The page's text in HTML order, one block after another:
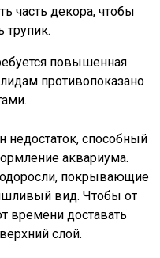
часть декора, чтобы
трупик.
повышенная
противопоказано
недостаток, способный
аквариума.
покрывающие
вид. Чтобы от
времени доставать
слой.